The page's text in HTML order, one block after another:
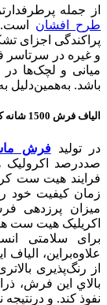
از جمله
طرح افشان است.
پراکندگی اجزای
و غیره در
میانی و لچک‌ها
باشد. به‌همین‌دلیل
الیاف فرش 1500 شانه کد 55036
در تولیدفرش ماشینی
صددرصد اکرولیک
فرایند هیت ست
زمان کیفیت خود
میزان پرزدهی
اکریلیک هیت ست
برای سلامتی
علاوه‌بر‌این،
از رنگ‌پذیری
بالاي اين فرش،
نفوذ کند. و